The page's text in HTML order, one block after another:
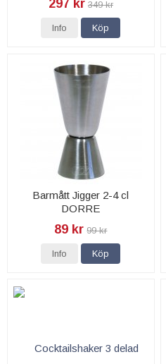
297 kr 349 kr
Info Köp
Barmått Jigger 2-4 cl
DORRE
89 kr 99 kr
Info Köp